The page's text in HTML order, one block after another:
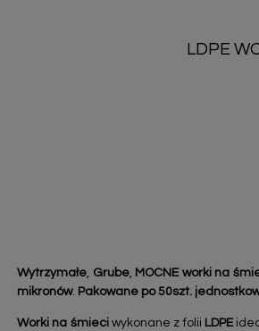
LDPE
Wytrzymałe, Grube, MOCNE worki na
mikronów. Pakowane po 50szt.
Worki na śmieciwykonane z folii LDPE